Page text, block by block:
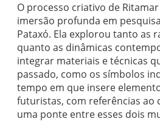
O processo criativo de
imersão profunda em
Pataxó. Ela explorou tanto as
quanto as dinâmicas
integrar materiais e técnicas
passado, como os símbolos
tempo em que insere
futuristas, com referências ao
uma ponte entre esses dois